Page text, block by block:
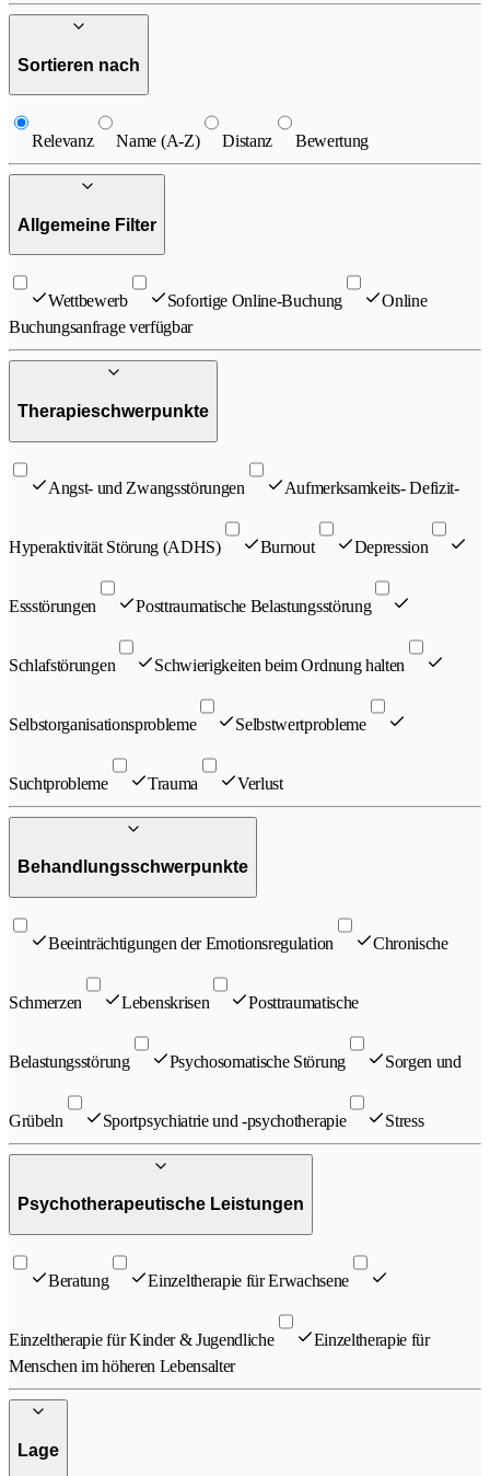
Sortieren nach
Relevanz Name (A-Z) Distanz Bewertung
Allgemeine Filter
Wettbewerb Sofortige Online-Buchung
Online
Buchungsanfrage verfügbar
Therapieschwerpunkte
Angst- und Zwangsstörungen Aufmerksamkeits- Defizit-
Hyperaktivität Störung (ADHS) Burnout Depression
Essstörungen Posttraumatische Belastungsstörung
Schlafstörungen Schwierigkeiten beim Ordnung halten
Selbstorganisationsprobleme Selbstwertprobleme
Suchtprobleme Trauma Verlust
Behandlungsschwerpunkte
Beeinträchtigungen der Emotionsregulation Chronische
Schmerzen Lebenskrisen Posttraumatische
Belastungsstörung Psychosomatische Störung Sorgen und
Grübeln Sportpsychiatrie und -psychotherapie Stress
Psychotherapeutische Leistungen
Beratung Einzeltherapie für Erwachsene
Einzeltherapie für Kinder & Jugendliche
Einzeltherapie für
Menschen im höheren Lebensalter
Lage